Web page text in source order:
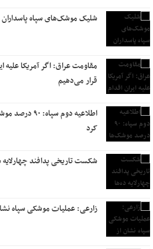
شلیک موشک‌های سپاه پاسداران
مقاومت عراق: اگر آمریکا علیه
قرار می‌دهیم
اطلاعیه دوم
کرد
شکست تاریخی پدافند چهارلایه
زارعی: عملیات موشکی سپاه